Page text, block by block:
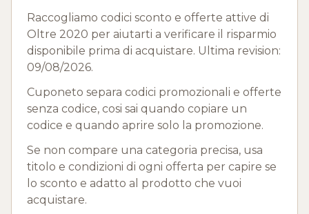
Raccogliamo codici sconto e offerte attive di
Oltre 2020 per aiutarti a verificare il risparmio
disponibile prima di acquistare. Ultima revision:
09/08/2026.
Cuponeto separa codici promozionali e offerte
senza codice, cosi sai quando copiare un
codice e quando aprire solo la promozione.
Se non compare una categoria precisa, usa
titolo e condizioni di ogni offerta per capire se
lo sconto e adatto al prodotto che vuoi
acquistare.